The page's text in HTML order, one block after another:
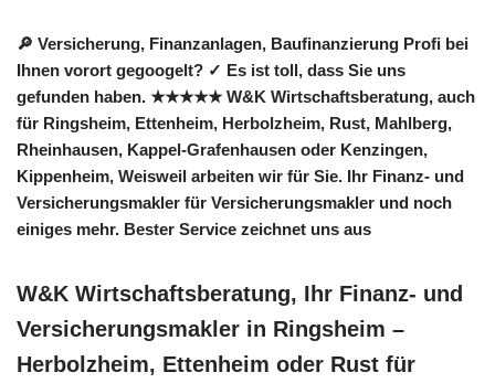
🔎 Versicherung, Finanzanlagen, Baufinanzierung Profi bei
Ihnen vorort gegoogelt? ✓ Es ist toll, dass Sie uns
gefunden haben. ★★★★★ W&K Wirtschaftsberatung, auch
für Ringsheim, Ettenheim, Herbolzheim, Rust, Mahlberg,
Rheinhausen, Kappel-Grafenhausen oder Kenzingen,
Kippenheim, Weisweil arbeiten wir für Sie. Ihr Finanz- und
Versicherungsmakler für Versicherungsmakler und noch
einiges mehr. Bester Service zeichnet uns aus
W&K Wirtschaftsberatung, Ihr Finanz- und
Versicherungsmakler in Ringsheim –
Herbolzheim, Ettenheim oder Rust für